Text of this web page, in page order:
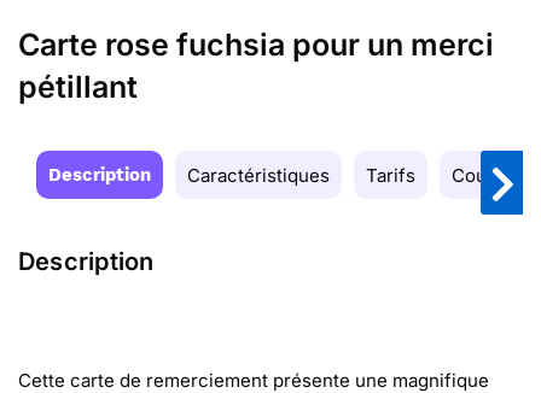
Carte rose fuchsia pour un merci
pétillant
Description Caractéristiques Tarifs Couleurs
Description
Cette carte de remerciement présente une magnifique